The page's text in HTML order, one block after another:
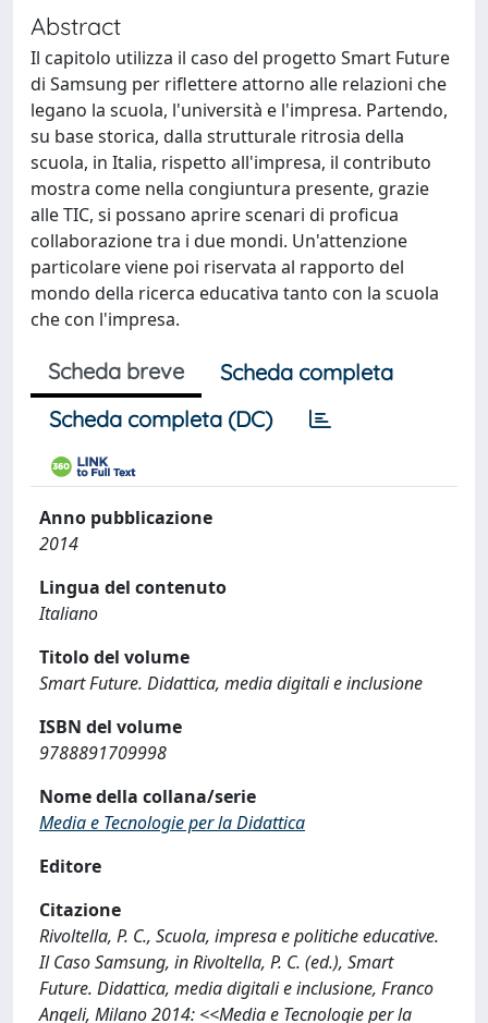
Abstract
Il capitolo utilizza il caso del progetto Smart Future
di Samsung per riflettere attorno alle relazioni che
legano la scuola, l'università e l'impresa. Partendo,
su base storica, dalla strutturale ritrosia della
scuola, in Italia, rispetto all'impresa, il contributo
mostra come nella congiuntura presente, grazie
alle TIC, si possano aprire scenari di proficua
collaborazione tra i due mondi. Un'attenzione
particolare viene poi riservata al rapporto del
mondo della ricerca educativa tanto con la scuola
che con l'impresa.
Scheda breve
Scheda completa
Scheda completa (DC)
Anno pubblicazione
2014
Lingua del contenuto
Italiano
Titolo del volume
Smart Future. Didattica, media digitali e inclusione
ISBN del volume
9788891709998
Nome della collana/serie
Media e Tecnologie per la Didattica
Editore
Citazione
Rivoltella, P. C., Scuola, impresa e politiche educative.
Il Caso Samsung, in Rivoltella, P. C. (ed.), Smart
Future. Didattica, media digitali e inclusione, Franco
Angeli, Milano 2014: <<Media e Tecnologie per la